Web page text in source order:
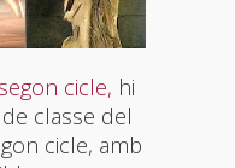
cicle, hi
classe del
cicle, amb